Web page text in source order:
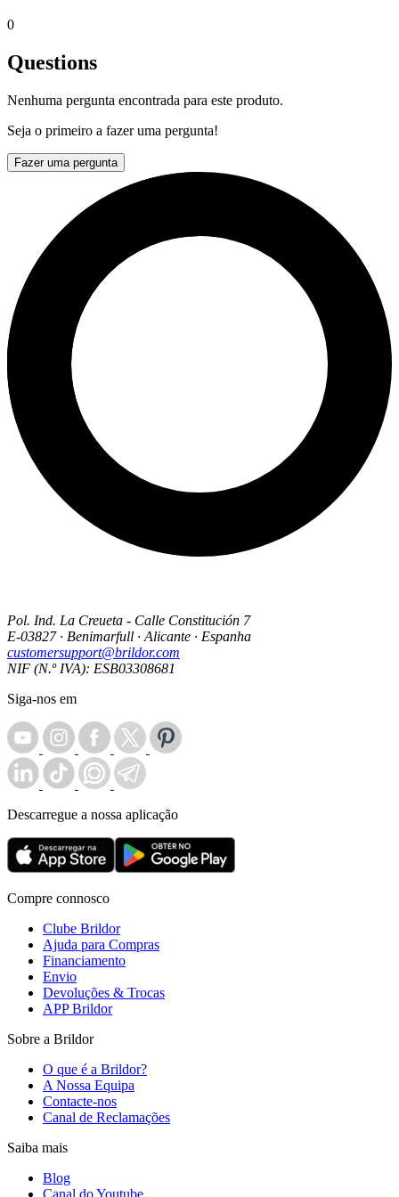
0
Questions
Nenhuma pergunta encontrada para este produto.
Seja o primeiro a fazer uma pergunta!
Fazer uma pergunta
Pol. Ind. La Creueta - Calle Constitución 7
E-03827 · Benimarfull · Alicante · Espanha
customersupport@brildor.com
NIF (N.º IVA): ESB03308681
Siga-nos em
Descarregue a nossa aplicação
Compre connosco
Clube Brildor
Ajuda para Compras
Financiamento
Envio
Devoluções & Trocas
APP Brildor
Sobre a Brildor
O que é a Brildor?
A Nossa Equipa
Contacte-nos
Canal de Reclamações
Saiba mais
Blog
Canal do Youtube